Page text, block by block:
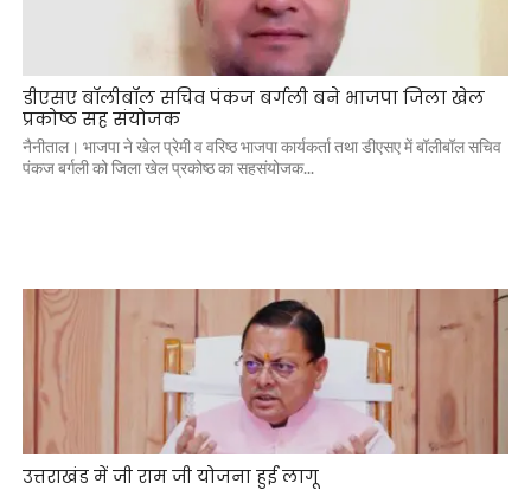
डीएसए बॉलीबॉल सचिव पंकज बर्गली बने भाजपा जिला खेल
प्रकोष्ठ सह संयोजक
नैनीताल। भाजपा ने खेल प्रेमी व वरिष्ठ भाजपा कार्यकर्ता तथा डीएसए में बॉलीबॉल सचिव
पंकज बर्गली को जिला खेल प्रकोष्ठ का सहसंयोजक...
उत्तराखंड में जी राम जी योजना हुई लागू